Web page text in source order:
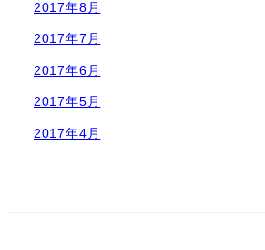
2017年8月
2017年7月
2017年6月
2017年5月
2017年4月